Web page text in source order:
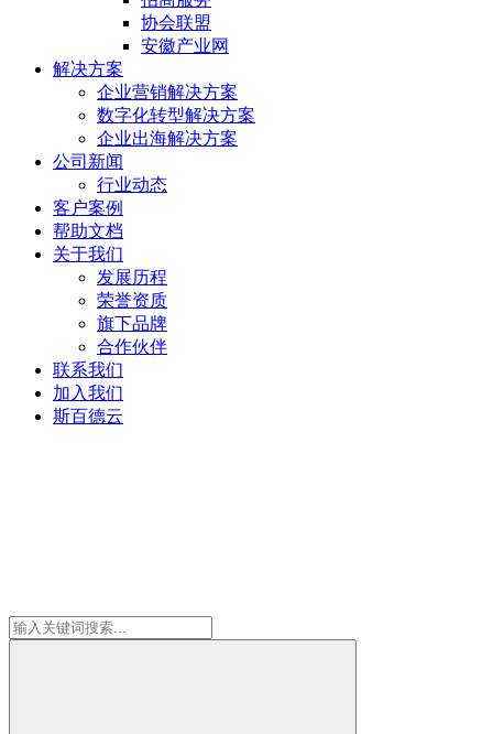
协会联盟
安徽产业网
解决方案
企业营销解决方案
数字化转型解决方案
企业出海解决方案
公司新闻
行业动态
客户案例
帮助文档
关于我们
发展历程
荣誉资质
旗下品牌
合作伙伴
联系我们
加入我们
斯百德云